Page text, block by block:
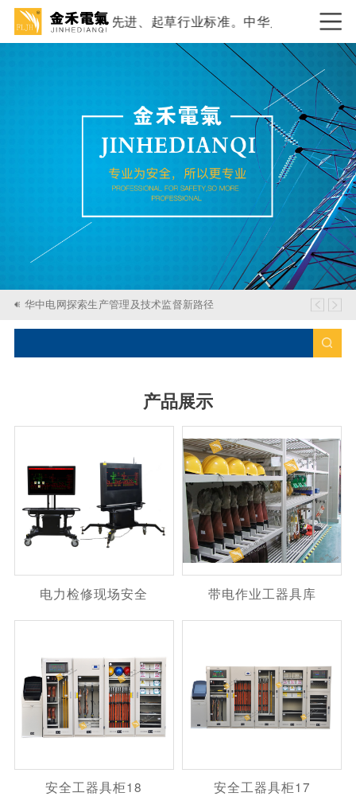
产工艺成熟、先进、起草行业标准。中华人民共和国电力
华中电网探索生产管理及技术监督新路径
最新政策公告：国家能源局批准159项行业标准予以
国家能源局关于成立能源行业电力安全工器具及机具
华中电网探索生产管理及技术监督新路径
产品展示
电力检修现场安全 带电作业工器具库
安全工器具柜18 安全工器具柜17